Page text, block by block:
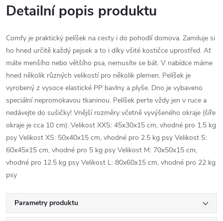
Detailní popis produktu
Comfy je praktický pelíšek na cesty i do pohodlí domova. Zamiluje si
ho hned určitě každý pejsek a to i díky všité kostičce uprostřed. Ať
máte menšího nebo většího psa, nemusíte se bát. V nabídce máme
hned několik různých velikostí pro několik plemen. Pelíšek je
vyrobený z vysoce elastické PP bavlny a plyše. Dno je vybaveno
speciální nepromokavou tkaninou. Pelíšek perte vždy jen v ruce a
nedávejte do sušičky! Vnější rozměry včetně vyvýšeného okraje (šíře
okraje je cca 10 cm): Velikost XXS: 45x30x15 cm, vhodné pro 1.5 kg
psy Velikost XS: 50x40x15 cm, vhodné pro 2.5 kg psy Velikost S:
60x45x15 cm, vhodné pro 5 kg psy Velikost M: 70x50x15 cm,
vhodné pro 12.5 kg psy Velikost L: 80x60x15 cm, vhodné pro 22 kg
psy
Parametry produktu